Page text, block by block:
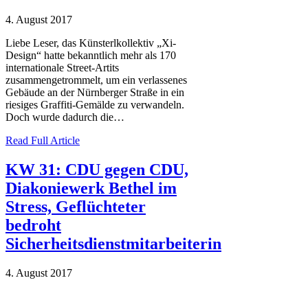
4. August 2017
Liebe Leser, das Künsterlkollektiv „Xi-
Design“ hatte bekanntlich mehr als 170
internationale Street-Artits
zusammengetrommelt, um ein verlassenes
Gebäude an der Nürnberger Straße in ein
riesiges Graffiti-Gemälde zu verwandeln.
Doch wurde dadurch die…
Read Full Article
KW 31: CDU gegen CDU,
Diakoniewerk Bethel im
Stress, Geflüchteter
bedroht
Sicherheitsdienstmitarbeiterin
4. August 2017